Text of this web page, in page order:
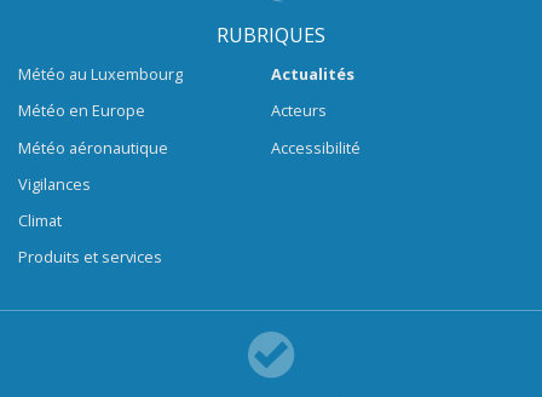
RUBRIQUES
Météo au Luxembourg
Météo en Europe
Météo aéronautique
Vigilances
Climat
Produits et services
Actualités
Acteurs
Accessibilité